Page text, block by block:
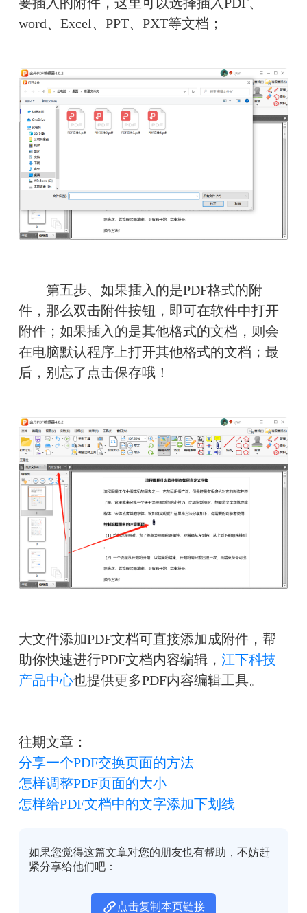
word、Excel、PPT、PXT等文档；
第五步、如果插入的是PDF格式的附
件，那么双击附件按钮，即可在软件中打开
附件；如果插入的是其他格式的文档，则会
在电脑默认程序上打开其他格式的文档；最
后，别忘了点击保存哦！
大文件添加PDF文档可直接添加成附件，帮
助你快速进行PDF文档内容编辑， 江下科技
产品中心也提供更多PDF内容编辑工具。
往期文章：
分享一个PDF交换页面的方法
怎样调整PDF页面的大小
怎样给PDF文档中的文字添加下划线
如果您觉得这篇文章对您的朋友也有帮助，不妨赶
紧分享给他们吧：
点击复制本页链接